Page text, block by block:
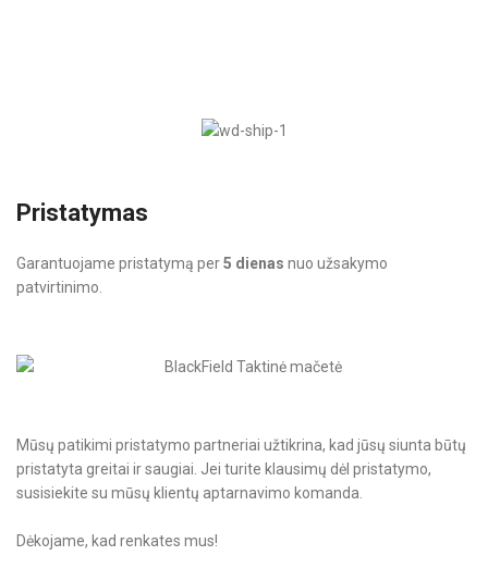
Pristatymas
Garantuojame pristatymą per5 dienas nuo užsakymo
patvirtinimo.
Mūsų patikimi pristatymo partneriai užtikrina, kad jūsų siunta būtų
pristatyta greitai ir saugiai. Jei turite klausimų dėl pristatymo,
susisiekite su mūsų klientų aptarnavimo komanda.
Dėkojame, kad renkates mus!